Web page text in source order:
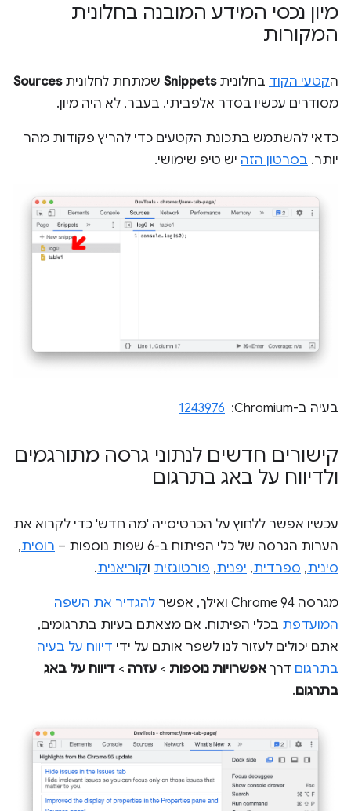
מיון נכסי המידע המובנה בחלונית
המקורות
הקטעי הקוד בחלוניתSnippets שמתחת לחלוניתSources
מסודרים עכשיו בסדר אלפביתי. בעבר, לא היה מיון.
כדאי להשתמש בתכונת הקטעים כדי להריץ פקודות מהר
יותר. בסרטון הזה יש טיפ שימושי.
בעיה ב-Chromium: ‏ 1243976
קישורים חדשים לנתוני גרסה מתורגמים
ולדיווח על באג בתרגום
עכשיו אפשר ללחוץ על הכרטיסייה 'מה חדש' כדי לקרוא את
הערות הגרסה של כלי הפיתוח ב-6 שפות נוספות –
רוסית,
סינית, ספרדית, יפנית, פורטוגזית וקוריאנית.
מגרסה Chrome 94 ואילך, אפשר
להגדיר את השפה
המועדפת בכלי הפיתוח. אם מצאתם בעיות בתרגומים,
אתם יכולים לעזור לנו לשפר אותם על ידי דיווח על בעיה
בתרגום דרך אפשרויות נוספות > עזרה > דיווח על באג
בתרגום.